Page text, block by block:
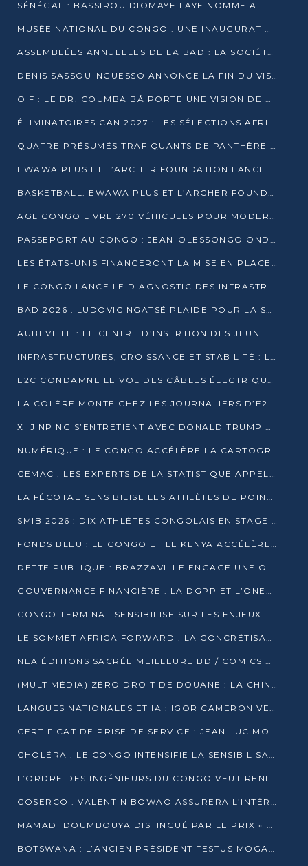
SÉNÉGAL : BASSIROU DIOMAYE FAYE NOMME AL AMINOU LÔ PREMIER MINISTRE
MUSÉE NATIONAL DU CONGO : UNE INAUGURATION PORTEUSE D’ESPOIR POUR LA CULTURE
ASSEMBLÉES ANNUELLES DE LA BAD : LA SOCIÉTÉ CIVILE CONGOLAISE À LA RECHERCHE DE PARTENAIRES POUR SES PROJETS
DENIS SASSOU-NGUESSO ANNONCE LA FIN DU VISA POUR LES AFRICAINS EN 2027
OIF : LE DR. COUMBA BÂ PORTE UNE VISION DE DIALOGUE, DE STABILITÉ ET DE RÉFORME À LA TÊTE
ÉLIMINATOIRES CAN 2027 : LES SÉLECTIONS AFRICAINES CONNAISSENT LEURS ADVERSAIRES
QUATRE PRÉSUMÉS TRAFIQUANTS DE PANTHÈRE ARRÊTÉS À EWO
EWAWA PLUS ET L’ARCHER FOUNDATION LANCENT UN CAMP DE BASKET POUR LES JEUNES À BRAZZAVILLE
BASKETBALL: EWAWA PLUS ET L’ARCHER FOUNDATION LANCENT UN CAMP POUR LES JEUNES
AGL CONGO LIVRE 270 VÉHICULES POUR MODERNISER LE TRANSPORT URBAIN
PASSEPORT AU CONGO : JEAN-OLESSONGO ONDAYE VEUT METTRE FIN AUX LENTEURS ADMINISTRATIVES
LES ÉTATS-UNIS FINANCERONT LA MISE EN PLACE DE JUSQU’À 50 CLINIQUES DE LUTTE CONTRE L’EBOLA
LE CONGO LANCE LE DIAGNOSTIC DES INFRASTRUCTURES SPORTIVES DU COMPLEXE DE KINTÉLÉ
BAD 2026 : LUDOVIC NGATSÉ PLAIDE POUR LA SOUVERAINETÉ FINANCIÈRE AFRICAINE
AUBEVILLE : LE CENTRE D’INSERTION DES JEUNES PRÊT À OUVRIR SES PORTES
INFRASTRUCTURES, CROISSANCE ET STABILITÉ : LA GUINÉE AFFÛTE SES AMBITIONS
E2C CONDAMNE LE VOL DES CÂBLES ÉLECTRIQUES APRÈS UNE VIDÉO VIRALE
LA COLÈRE MONTE CHEZ LES JOURNALIERS D’E2C QUI DÉNONCENT 20 ANS DE PRÉCARITÉ
XI JINPING S’ENTRETIENT AVEC DONALD TRUMP À BEIJING
NUMÉRIQUE : LE CONGO ACCÉLÈRE LA CARTOGRAPHIE DE SES INFRASTRUCTURES DIGITALES
CEMAC : LES EXPERTS DE LA STATISTIQUE APPELLENT À RENFORCER LA SÉCURISATION DES DONNÉES
LA FÉCOTAE SENSIBILISE LES ATHLÈTES DE POINTE-NOIRE À L’HYGIÈNE ALIMENTA
SMIB 2026 : DIX ATHLÈTES CONGOLAIS EN STAGE AU KENYA
FONDS BLEU : LE CONGO ET LE KENYA ACCÉLÈRENT LA MOBILISATION DES FINANCEMENTS
DETTE PUBLIQUE : BRAZZAVILLE ENGAGE UNE OPÉRATION DE RACHAT DE 575 MILLIONS DE DOLLARS
GOUVERNANCE FINANCIÈRE : LA DGPP ET L’ONEC-C VERS UN PARTENARIAT POUR ASSAINIR LES ENTREPRISES PUBLIQUES
CONGO TERMINAL SENSIBILISE SUR LES ENJEUX DE LA SANTÉ MENTALE EN
LE SOMMET AFRICA FORWARD : LA CONCRÉTISATION DE PARTENARIATS ÉQUILIBRÉS ET TOURNÉS VERS L’AVENIR ENTRE LE CONTINENT AFRICAIN ET LA FRANCE
NEA ÉDITIONS SACRÉE MEILLEURE BD / COMICS D’AFRIQUE AU KENYA
(MULTIMÉDIA) ZÉRO DROIT DE DOUANE : LA CHINE ET L’AFRIQUE VERS UNE PROXIMITÉ SANS PRÉCÉDENT (PAPIER GÉNÉRAL)
LANGUES NATIONALES ET IA : IGOR CAMERON VEUT ARRIMER LA STRATÉGIE IA À LA LOI SUR LA RECHERCHE
CERTIFICAT DE PRISE DE SERVICE : JEAN LUC MOUTHOU DÉMENT UNE « FAKE NEWS »
CHOLÉRA : LE CONGO INTENSIFIE LA SENSIBILISATION AU MARCHÉ DE TALANGAÏ
L’ORDRE DES INGÉNIEURS DU CONGO VEUT RENFORCER L’ÉTHIQUE ET LA CRÉDIBILITÉ DE LA PROFESSION
COSERCO : VALENTIN BOWAO ASSURERA L’INTÉRIM À LA TÊTE DU BUREAU EXÉCUTIF NATIONAL
MAMADI DOUMBOUYA DISTINGUÉ PAR LE PRIX « SUPER GRAND BÂTISSEUR BABACAR N’DIAYE »
BOTSWANA : L’ANCIEN PRÉSIDENT FESTUS MOGAE EST MORT À 86 ANS